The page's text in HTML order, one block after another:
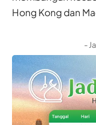
Hong Kong dan
-